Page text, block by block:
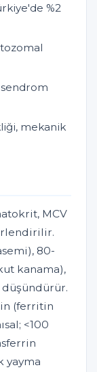
%2
mekanik
MCV
80-
kanama),
düşündürür.
(ferritin
<100
yayma